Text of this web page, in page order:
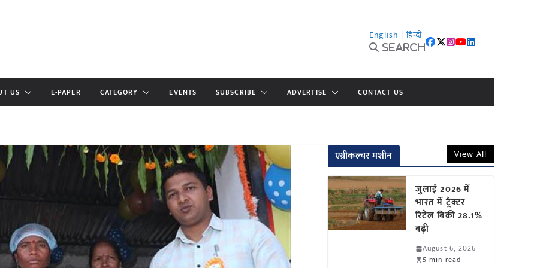
English | हिन्दी
Search
US E-PAPER CATEGORY EVENTS SUBSCRIBE ADVERTISE CONTACT US
एग्रीकल्चर मशीन View All
जुलाई 2026 में
भारत में ट्रैक्टर
रिटेल बिक्री 28.1%
बढ़ी
August 6, 2026
5 min read